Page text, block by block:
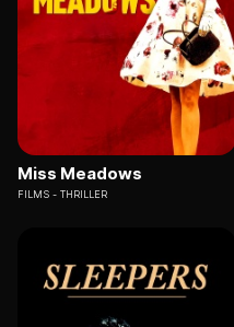
Miss Meadows
FILMS THRILLER